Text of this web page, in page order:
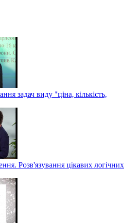
задач виду "ціна, кількість,
Розв'язування цікавих логічних